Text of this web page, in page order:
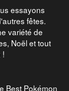
essayons
fêtes.
variété de
Noël et tout
!
Best Pokémon